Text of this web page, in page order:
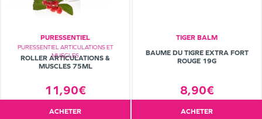
PURESSENTIEL
PURESSENTIEL ARTICULATIONS ET
MUSCLES
ROLLER ARTICULATIONS &
MUSCLES 75ML
11,90€
ACHETER
TIGER BALM
BAUME DU TIGRE EXTRA FORT
ROUGE 19G
8,90€
ACHETER